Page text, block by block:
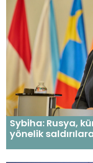
Sybiha: Rusya,
yönelik